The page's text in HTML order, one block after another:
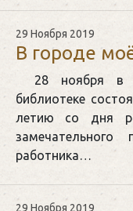
29 Ноября 2019
В городе
28 ноября в
библиотеке
летию со дня
замечательного
работника…
29 Ноября 2019